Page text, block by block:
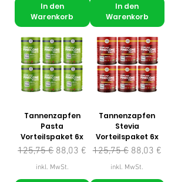
In den
Warenkorb
In den
Warenkorb
Tannenzapfen
Pasta
Vorteilspaket 6x
Standardpreis
125,75 € Sale-Preis
88,03 €
inkl. MwSt.
Tannenzapfen
Stevia
Vorteilspaket 6x
Standardpreis
125,75 € Sale-Preis
88,03 €
inkl. MwSt.